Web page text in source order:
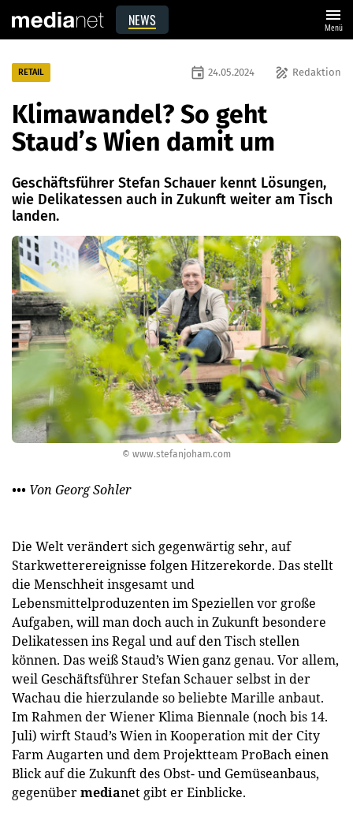
NEWS menu
Menü
© www.stefanjoham.com
RETAIL draw Redaktion
event 24.05.2024
Klimawandel? So geht
Staud’s Wien damit um
Geschäftsführer Stefan Schauer kennt Lösungen,
wie Delikatessen auch in Zukunft weiter am Tisch
landen.
••• Von Georg Sohler
Die Welt verändert sich gegenwärtig sehr, auf
Starkwetter­ereignisse folgen Hitzerekorde. Das stellt
die Menschheit insgesamt und
Lebensmittelproduzenten im Speziellen vor große
Aufgaben, will man doch auch in Zukunft besondere
Delikatessen ins Regal und auf den Tisch stellen
können. Das weiß Staud’s Wien ganz genau. Vor allem,
weil Geschäftsführer Stefan Schauer selbst in der
Wachau die hierzulande so beliebte Marille anbaut.
Im Rahmen der Wiener Klima Biennale (noch bis 14.
Juli) wirft Staud’s Wien in Kooperation mit der City
Farm Augarten und dem Projektteam ProBach einen
Blick auf die Zukunft des Obst- und Gemüseanbaus,
gegenübermedianet gibt er Einblicke.